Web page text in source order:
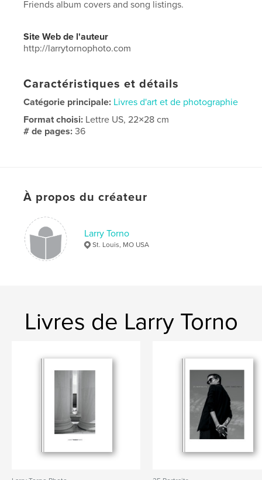
Friends album covers and song listings.
Site Web de l'auteur
http://larrytornophoto.com
Caractéristiques et détails
Catégorie principale: Livres d'art et de photographie
Format choisi: Lettre US, 22×28 cm
# de pages:36
photography
À propos du créateur
Larry Torno
St. Louis, MO USA
Livres de Larry Torno